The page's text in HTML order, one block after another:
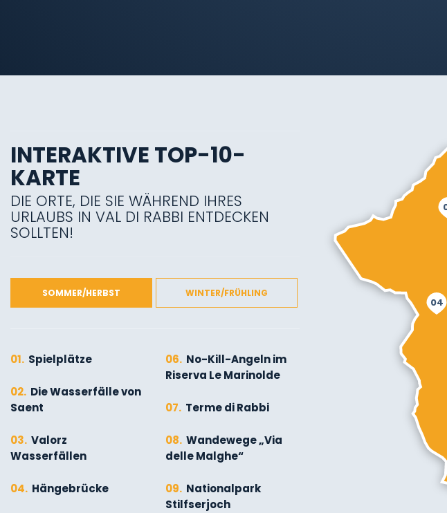
INTERAKTIVE TOP-10-
KARTE
DIE ORTE, DIE SIE WÄHREND IHRES
URLAUBS IN VAL DI RABBI ENTDECKEN
SOLLTEN!
SOMMER/HERBST WINTER/FRÜHLING
01. Spielplätze
02. Die Wasserfälle von
Saent
03. Valorz
Wasserfällen
04. Hängebrücke
06. No-Kill-Angeln im
Riserva Le Marinolde
07. Terme di Rabbi
08. Wandewege „Via
delle Malghe“
09. Nationalpark
Stilfserjoch
04